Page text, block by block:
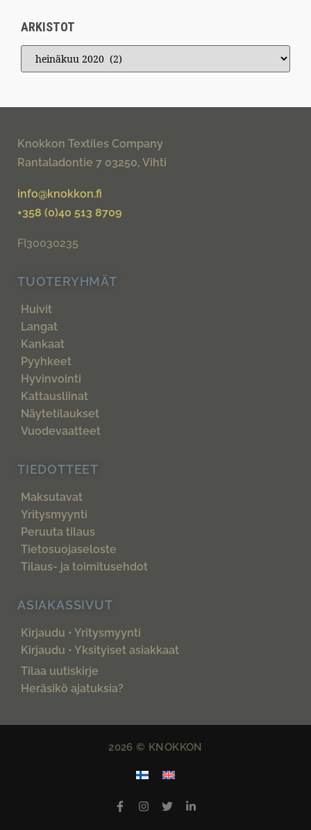
ARKISTOT
Knokkon Textiles Company
Rantaladontie 7 03250, Vihti
info@knokkon.fi
+358 (0)40 513 8709
FI30030235
TUOTERYHMÄT
Huivit
Langat
Kankaat
Pyyhkeet
Hyvinvointi
Kattausliinat
Näytetilaukset
Vuodevaatteet
TIEDOTTEET
Maksutavat
Yritysmyynti
Peruuta tilaus
Tietosuojaseloste
Tilaus- ja toimitusehdot
ASIAKASSIVUT
Kirjaudu • Yritysmyynti
Kirjaudu • Yksityiset asiakkaat
Tilaa uutiskirje
Heräsikö ajatuksia?
2026 © KNOKKON